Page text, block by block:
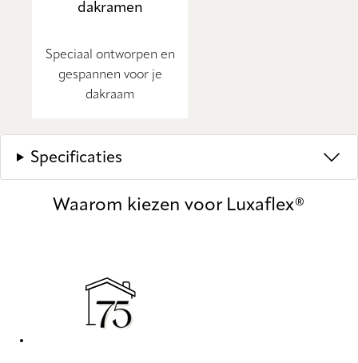
dakramen
Speciaal ontworpen en
gespannen voor je
dakraam
Specificaties
Waarom kiezen voor Luxaflex®